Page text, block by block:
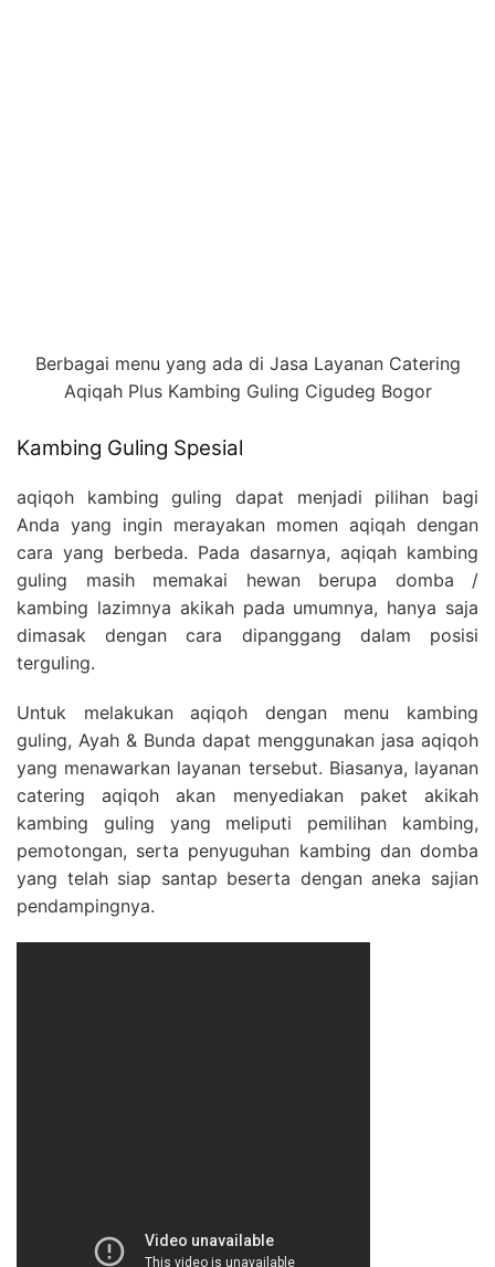
Berbagai menu yang ada di Jasa Layanan Catering
Aqiqah Plus Kambing Guling Cigudeg Bogor
Kambing Guling Spesial
aqiqoh kambing guling dapat menjadi pilihan bagi
Anda yang ingin merayakan momen aqiqah dengan
cara yang berbeda. Pada dasarnya, aqiqah kambing
guling masih memakai hewan berupa domba /
kambing lazimnya akikah pada umumnya, hanya saja
dimasak dengan cara dipanggang dalam posisi
terguling.
Untuk melakukan aqiqoh dengan menu kambing
guling, Ayah & Bunda dapat menggunakan jasa aqiqoh
yang menawarkan layanan tersebut. Biasanya, layanan
catering aqiqoh akan menyediakan paket akikah
kambing guling yang meliputi pemilihan kambing,
pemotongan, serta penyuguhan kambing dan domba
yang telah siap santap beserta dengan aneka sajian
pendampingnya.